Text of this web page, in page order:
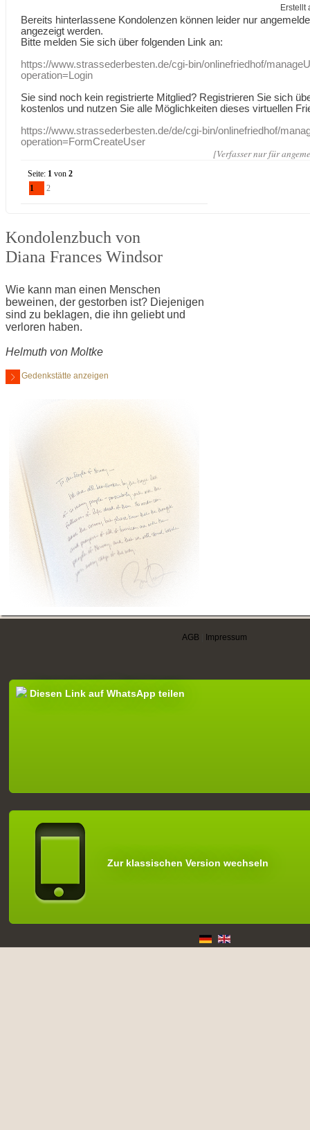
Erstellt
Bereits hinterlassene Kondolenzen können leider nur
angezeigt werden.
Bitte melden Sie sich über folgenden Link an:
https://www.strassederbesten.de/cgi-bin/onlinefriedhof/
operation=Login
Sie sind noch kein registrierte Mitglied? Registrieren Sie sich
kostenlos und nutzen Sie alle Möglichkeiten dieses virtuellen
https://www.strassederbesten.de/de/cgi-bin/onlinefriedhof/
operation=FormCreateUser
[Verfasser nur für
Seite: 1 von2
1
2
Kondolenzbuch von
Diana Frances Windsor
Wie kann man einen Menschen
beweinen, der gestorben ist? Diejenigen
sind zu beklagen, die ihn geliebt und
verloren haben.
Helmuth von Moltke
Gedenkstätte anzeigen
AGB Impressum
Diesen Link auf WhatsApp teilen
Zur klassischen Version wechseln